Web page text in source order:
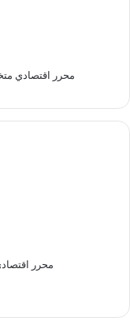
محرر اقتصادي
محرر